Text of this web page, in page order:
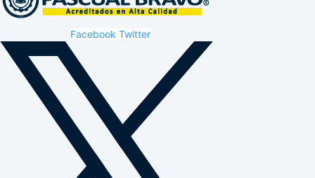
Facebook Twitter